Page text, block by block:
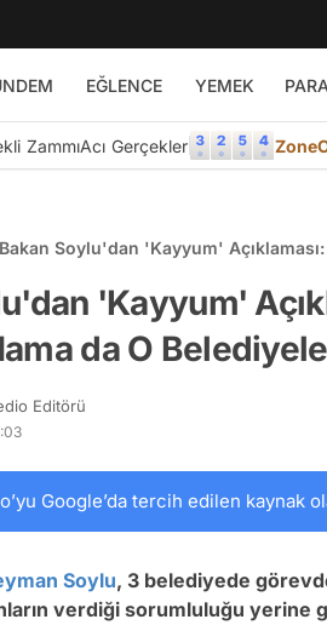
EĞLENCE YEMEK PARA
ZammıAcı Gerçekler
Bakan Soylu'dan 'Kayyum'
'Kayyum'
da O
Editörü
Google’da tercih edilen kaynak
Soylu, 3 belediyede
verdiği sorumluluğu yerine